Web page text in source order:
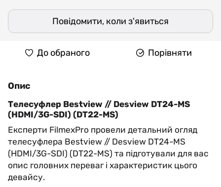
Повідомити, коли з'явиться
До обраного Порівняти
Опис
Телесуфлер Bestview // Desview DT24-MS
(HDMI/3G-SDI) (DT22-MS)
Експерти FilmexPro провели детальний огляд
телесуфлера Bestview // Desview DT24-MS
(HDMI/3G-SDI) (DT22-MS) та підготували для вас
опис головних переваг і характеристик цього
девайсу.